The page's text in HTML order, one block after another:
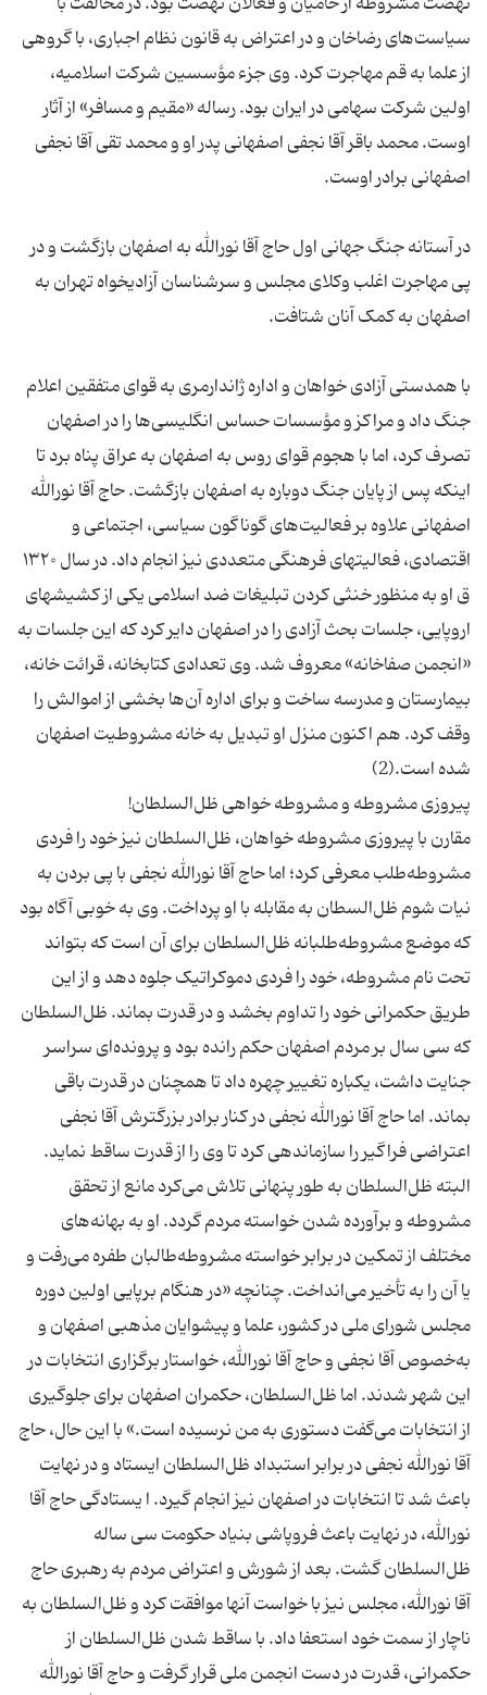
سیاست‌های رضاخان و در اعتراض به قانون نظام اجباری، با گروهی
از علما به قم مهاجرت کرد. وی جزء مؤسسین شرکت اسلامیه،
اولین شرکت سهامی در ایران بود. رساله «مقیم و مسافر» از آثار
اوست. محمد باقر آقا نجفی اصفهانی پدر او و محمد تقی آقا نجفی
در آستانه جنگ جهانی اول حاج آقا نورالله به اصفهان بازگشت و در
پی مهاجرت اغلب وکلای مجلس و سر‌شناسان آزادیخواه تهران به
با همدستی آزادی خواهان و اداره ژاندارمری به قوای متفقین اعلام
جنگ داد و مراکز و مؤسسات حساس انگلیسی‌ها را در اصفهان
تصرف کرد، اما با هجوم قوای روس به اصفهان به عراق پناه برد تا
اینکه پس از پایان جنگ دوباره به اصفهان بازگشت. حاج آقا نورالله
اصفهانی علاوه بر فعالیت‌های گوناگون سیاسی، اجتماعی و
اقتصادی، فعالیتهای فرهنگی متعددی نیز انجام داد. در سال ۱۳۲۰
ق او به منظور خنثی کردن تبلیغات ضد اسلامی یکی از کشیشهای
اروپایی، جلسات بحث آزادی را در اصفهان دایر کرد که این جلسات به
«انجمن صفاخانه» معروف شد. وی تعدادی کتابخانه، قرائت خانه،
بیمارستان و مدرسه ساخت و برای اداره آن‌ها بخشی از اموالش را
وقف کرد. هم اکنون منزل او تبدیل به خانه مشروطیت اصفهان
مقارن با پیروزی مشروطه خواهان، ظل‌السلطان نیز خود را فردی
مشروطه‌طلب معرفی کرد؛ اما حاج آقا نورالله نجفی با پی بردن به
نیات شوم ظل‌السطان به مقابله با او پرداخت. وی به خوبی آگاه بود
که موضع مشروطه‌طلبانه ظل‌السلطان برای آن است که بتواند
تحت نام مشروطه، خود را فردی دموکراتیک جلوه دهد و از این
طریق حکمرانی خود را تداوم بخشد و در قدرت بماند. ظل‌السلطان
که سی سال بر مردم اصفهان حکم رانده بود و پرونده‌ای سراسر
جنایت داشت، یکباره تغییر چهره داد تا همچنان در قدرت باقی
بماند. اما حاج آقا نورالله نجفی در کنار برادر بزرگترش آقا نجفی
اعتراضی فراگیر را سازماندهی کرد تا وی را از قدرت ساقط نماید.
البته ظل‌السلطان به طور پنهانی تلاش می‌‌کرد مانع از تحقق
مشروطه و برآورده شدن خواسته مردم گردد. او به بهانه‌های
مختلف از تمکین در برابر خواسته مشروطه‌طالبان طفره می‌رفت و
یا آن را به تأخیر می‌انداخت. چنانچه «در هنگام برپایی اولین دوره
مجلس شورای ملی در کشور، علما و پیشوایان مذهبی اصفهان و
به‌خصوص آقا نجفی و حاج آقا نورالله، خواستار برگزاری انتخابات در
این شهر شدند. اما ظل‌السلطان، حکمران اصفهان برای جلوگیری
از انتخابات می‌گفت دستوری به من نرسیده است.» با این حال، حاج
آقا نورالله نجفی در برابر استبداد ظل‌السلطان ایستاد و در نهایت
باعث شد تا انتخابات در اصفهان نیز انجام گیرد. ا یستادگی حاج آقا
نورالله، در نهایت باعث فروپاشی بنیاد حکومت سی ساله
ظل‌السلطان گشت. بعد از شورش و اعتراض مردم به رهبری حاج
آقا نورالله، مجلس نیز با خواست آنها موافقت کرد و ظل‌السلطان به
ناچار از سمت خود استعفا داد. با ساقط شدن ظل‌السلطان از
حکمرانی، قدرت در دست انجمن ملی قرار گرفت و حاج آقا نورالله